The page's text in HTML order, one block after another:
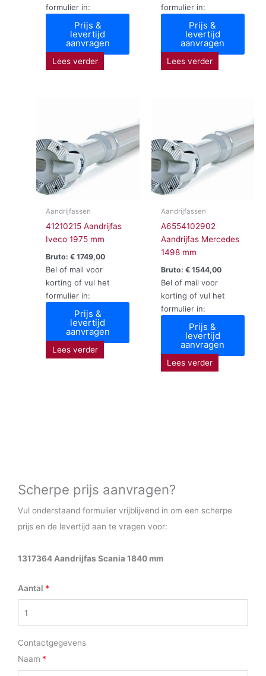
formulier in:
Prijs &
levertijd
aanvragen
Lees verder
formulier in:
Prijs &
levertijd
aanvragen
Lees verder
Aandrijfassen
41210215 Aandrijfas
Iveco 1975 mm
Bruto:€ 1749,00
Bel of mail voor
korting of vul het
formulier in:
Prijs &
levertijd
aanvragen
Lees verder
Aandrijfassen
A6554102902
Aandrijfas Mercedes
1498 mm
Bruto: €1544,00
Bel of mail voor
korting of vul het
formulier in:
Prijs &
levertijd
aanvragen
Lees verder
Scherpe prijs aanvragen?
Vul onderstaand formulier vrijblijvend in om een scherpe
prijs en de levertijd aan te vragen voor:
1317364 Aandrijfas Scania 1840 mm
Aantal
Contactgegevens
Naam